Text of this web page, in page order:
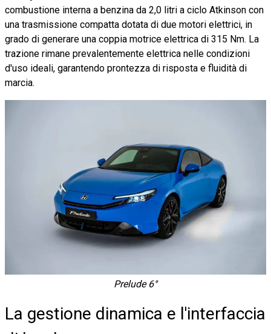
combustione interna a benzina da 2,0 litri a ciclo Atkinson con
una trasmissione compatta dotata di due motori elettrici, in
grado di generare una coppia motrice elettrica di 315 Nm. La
trazione rimane prevalentemente elettrica nelle condizioni
d'uso ideali, garantendo prontezza di risposta e fluidità di
marcia.
Prelude 6°
La gestione dinamica e l'interfaccia